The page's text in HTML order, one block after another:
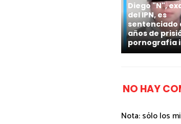
Diego "N",
del IPN, es
sentenciado
años de
pornografía
NO HAY
Nota: sólo los